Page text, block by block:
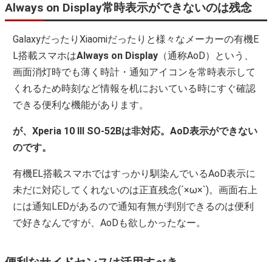
Always on Display常時表示ができないのは残念
GalaxyだったりXiaomiだったりと様々なメーカーの有機E
L搭載スマホはAlways on Display （通称AoD）という、
画面消灯時でも薄く時計・通知アイコンを常時表示して
くれるため時刻など情報を机においている時にすぐ確認
できる便利な機能があります。
が、Xperia 10 III SO-52Bは非対応。AoD表示ができない
のです。
有機EL搭載スマホではすっかり馴染んでいるAoD表示に
未だに対応してくれないのは正直残念(´×ω×`)。画面右上
には通知LEDがあるので通知有無が判別できるのは便利
で好きなんですが、AoDも欲しかったなー。